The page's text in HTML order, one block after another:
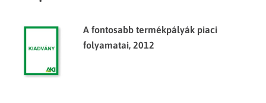
A fontosabb termékpályák piaci
folyamatai, 2012